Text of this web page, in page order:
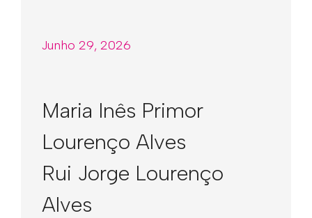
Junho 29, 2026
Maria Inês Primor
Lourenço Alves
Rui Jorge Lourenço
Alves